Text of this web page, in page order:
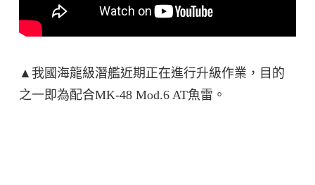
▲我國海龍級潛艦近期正在進行升級作業，目的
之一即為配合MK-48 Mod.6 AT魚雷。